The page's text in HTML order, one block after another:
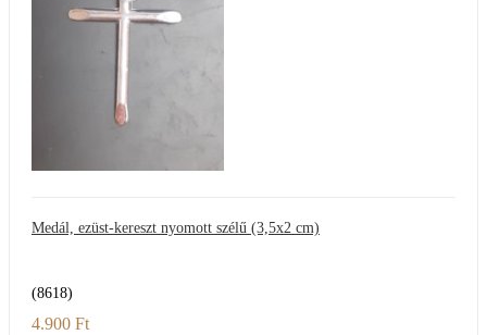
Medál, ezüst-kereszt nyomott szélű (3,5x2 cm)
(8618)
4.900 Ft